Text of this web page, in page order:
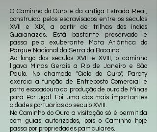
O Caminho do Ouro é da antiga Estrada Real,
construída pelos escravisados entre os séculos
XVII e XIX, a partir de trilhas dos índios
Guaianazes. Está bastante preservado e
passa pela exuberante Mata Atlântica do
Parque Nacional da Serra da Bocaina.
Ao longo dos séculos XVII e XVIII, o caminho
ligava Minas Gerais a Rio de Janeiro e São
Paulo. No chamado "Ciclo do Ouro", Paraty
exercia a função de Entreposto Comercial e
porto escoadouro da produção de ouro de Minas
para Portugal. Foi uma das mais importantes
cidades portuárias do século XVIII.
No Caminho do Ouro a visitação só é permitida
com guias autorizados, pois o Caminho hoje
passa por propriedades particulares.